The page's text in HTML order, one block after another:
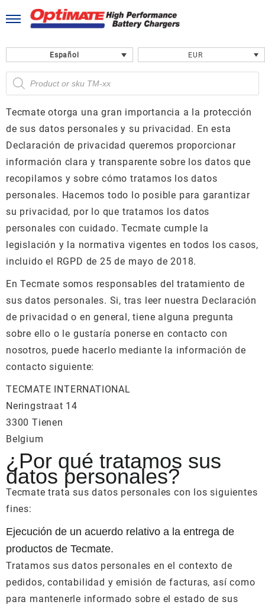
al
contenido
Español EUR
Búsqueda
de
productos
Tecmate otorga una gran importancia a la protección
de sus datos personales y su privacidad. En esta
Declaración de privacidad queremos proporcionar
información clara y transparente sobre los datos que
recopilamos y sobre cómo tratamos los datos
personales. Hacemos todo lo posible para garantizar
su privacidad, por lo que tratamos los datos
personales con cuidado. Tecmate cumple la
legislación y la normativa vigentes en todos los casos,
incluido el RGPD de 25 de mayo de 2018.
En Tecmate somos responsables del tratamiento de
sus datos personales. Si, tras leer nuestra Declaración
de privacidad o en general, tiene alguna pregunta
sobre ello o le gustaría ponerse en contacto con
nosotros, puede hacerlo mediante la información de
contacto siguiente:
TECMATE INTERNATIONAL
Neringstraat 14
3300 Tienen
Belgium
¿Por qué tratamos sus
datos personales?
Tecmate trata sus datos personales con los siguientes
fines:
Ejecución de un acuerdo relativo a la entrega de
productos de Tecmate.
Tratamos sus datos personales en el contexto de
pedidos, contabilidad y emisión de facturas, así como
para mantenerle informado sobre el estado de sus